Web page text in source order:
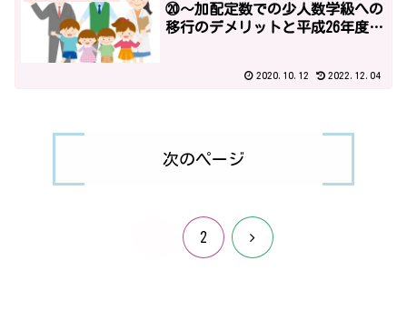
⑳～加配定数での少人数学級への
移行のデメリットと平成26年度予
2020.10.12 2022.12.04
次のページ
2 次